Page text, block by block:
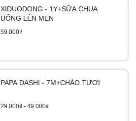
XIDUODONG - 1Y+SỮA CHUA
UỐNG LÊN MEN
59.000₫
PAPA DASHI - 7M+CHÁO TƯƠI
29.000₫ - 49.000₫